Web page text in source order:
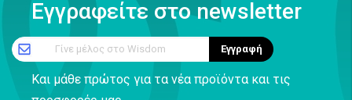
Εγγραφείτε στο newsletter
Γίνε μέλος στο Wisdom Εγγραφή
Και μάθε πρώτος για τα νέα προϊόντα και τις